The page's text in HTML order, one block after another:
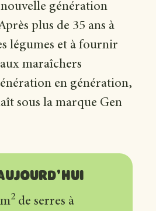
génération
plus de 35 ans à
légumes et à fournir
maraîchers
en génération,
sous la marque Gen
aujourd’hui
2 de serres à